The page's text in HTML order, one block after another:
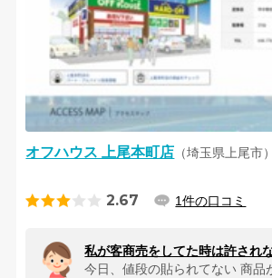
オフハウス 上尾本町店 （埼玉県上尾市）
2.67 1件の口コミ
私が客商売をしてた時は許され